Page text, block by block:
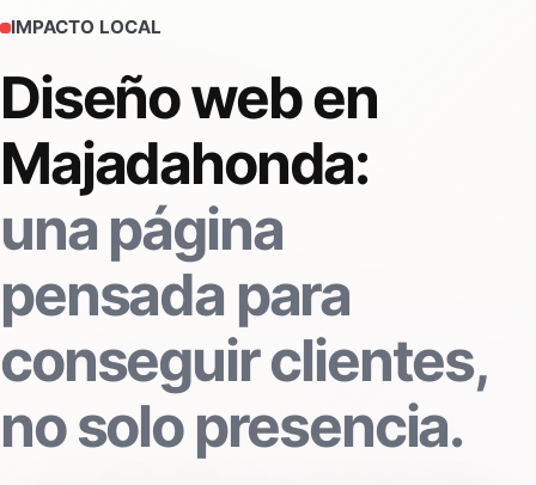
IMPACTO LOCAL
Diseño web en
Majadahonda:
una página
pensada para
conseguir clientes,
no solo presencia.